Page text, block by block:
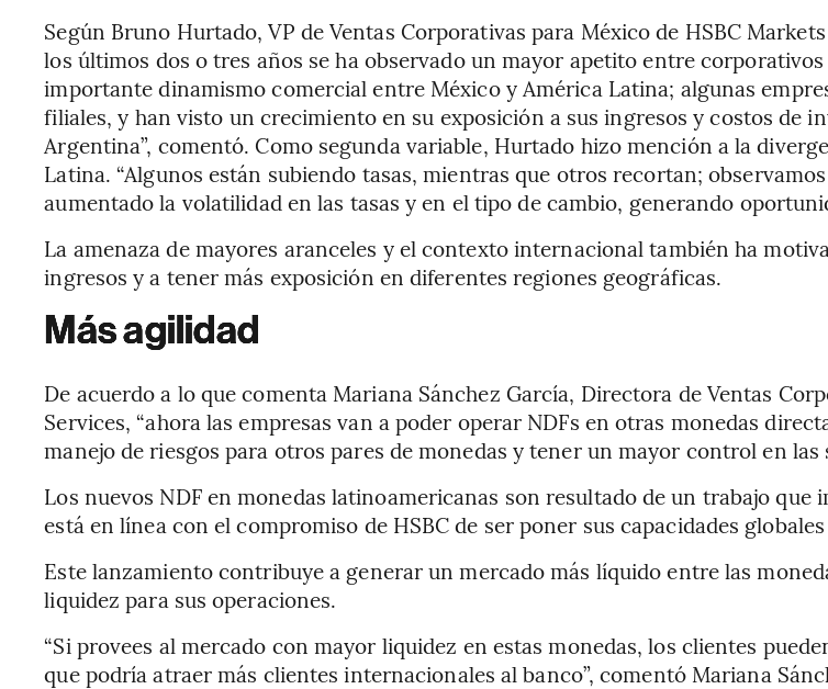
Según Bruno Hurtado, VP de Ventas Corporativas para México de HSBC
los últimos dos o tres años se ha observado un mayor apetito entre
importante dinamismo comercial entre México y América Latina; algunas
filiales, y han visto un crecimiento en su exposición a sus ingresos y costos de
Argentina”, comentó. Como segunda variable, Hurtado hizo mención a la
Latina. “Algunos están subiendo tasas, mientras que otros recortan;
aumentado la volatilidad en las tasas y en el tipo de cambio, generando
La amenaza de mayores aranceles y el contexto internacional también ha
ingresos y a tener más exposición en diferentes regiones geográficas.
Más agilidad
De acuerdo a lo que comenta Mariana Sánchez García, Directora de Ventas
Services, “ahora las empresas van a poder operar NDFs en otras monedas
manejo de riesgos para otros pares de monedas y tener un mayor control en
Los nuevos NDF en monedas latinoamericanas son resultado de un trabajo
está en línea con el compromiso de HSBC de ser poner sus capacidades
Este lanzamiento contribuye a generar un mercado más líquido entre las
liquidez para sus operaciones.
“Si provees al mercado con mayor liquidez en estas monedas, los clientes
que podría atraer más clientes internacionales al banco”, comentó Mariana